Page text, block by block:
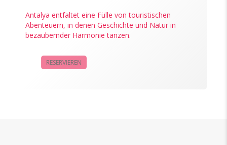
Antalya entfaltet eine Fülle von touristischen
Abenteuern, in denen Geschichte und Natur in
bezaubernder Harmonie tanzen.
RESERVIEREN